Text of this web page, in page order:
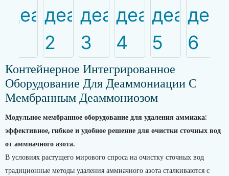
Контейнерное Интегрированное
Оборудование Для Деаммониации С
Мембранным Деаммониозом
Модульное мембранное оборудование для удаления аммиака:
эффективное, гибкое и удобное решение для очистки сточных вод
от аммиачного азота.
В условиях растущего мирового спроса на очистку сточных вод
традиционные методы удаления аммиачного азота сталкиваются с